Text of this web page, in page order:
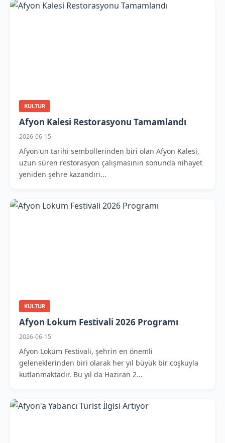
KULTUR
Afyon Kalesi Restorasyonu Tamamlandı
2026-06-15
Afyon'un tarihi sembollerinden biri olan Afyon Kalesi,
uzun süren restorasyon çalışmasının sonunda nihayet
yeniden şehre kazandırı...
KULTUR
Afyon Lokum Festivali 2026 Programı
2026-06-15
Afyon Lokum Festivali, şehrin en önemli
geleneklerinden biri olarak her yıl büyük bir coşkuyla
kutlanmaktadır. Bu yıl da Haziran 2...